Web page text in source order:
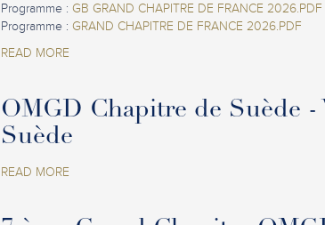
Programme : GB GRAND CHAPITRE DE FRANCE 2026.PDF
Programme : GRAND CHAPITRE DE FRANCE 2026.PDF
READ MORE
OMGD Chapitre de Suède -
Suède
READ MORE